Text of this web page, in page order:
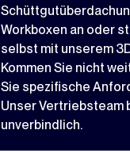
Workboxen an oder
selbst mit unserem
Kommen Sie nicht
Sie spezifische
Unser Vertriebsteam
unverbindlich.